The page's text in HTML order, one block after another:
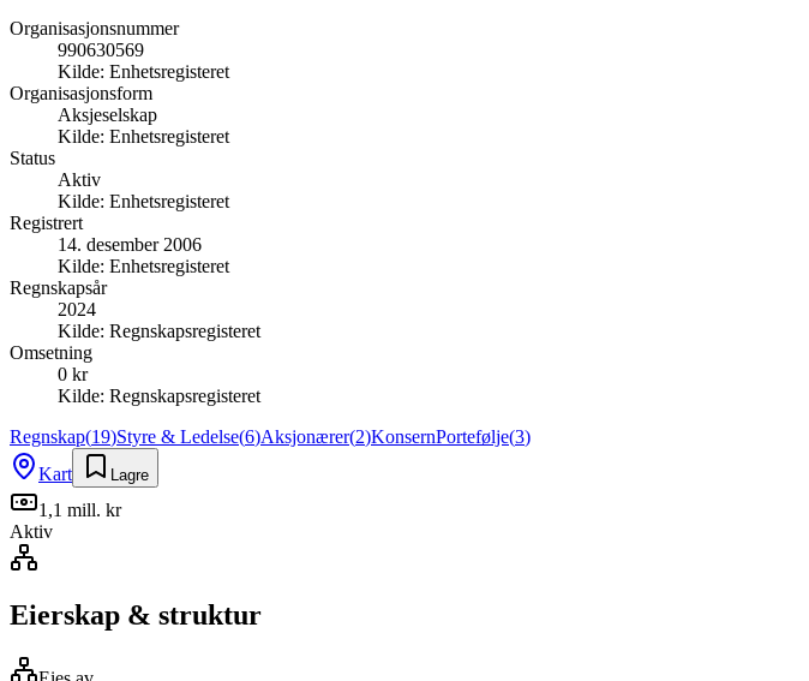
Organisasjonsnummer
990630569
Kilde: Enhetsregisteret
Organisasjonsform
Aksjeselskap
Kilde: Enhetsregisteret
Status
Aktiv
Kilde: Enhetsregisteret
Registrert
14. desember 2006
Kilde: Enhetsregisteret
Regnskapsår
2024
Kilde: Regnskapsregisteret
Omsetning
0 kr
Kilde: Regnskapsregisteret
Regnskap(19)Styre & Ledelse(6)Aksjonærer(2)KonsernPortefølje(3)
Kart
Lagre
1,1 mill. kr
Aktiv
Eierskap & struktur